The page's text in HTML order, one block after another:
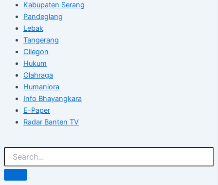
Kabupaten Serang
Pandeglang
Lebak
Tangerang
Cilegon
Hukum
Olahraga
Humaniora
Info Bhayangkara
E-Paper
Radar Banten TV